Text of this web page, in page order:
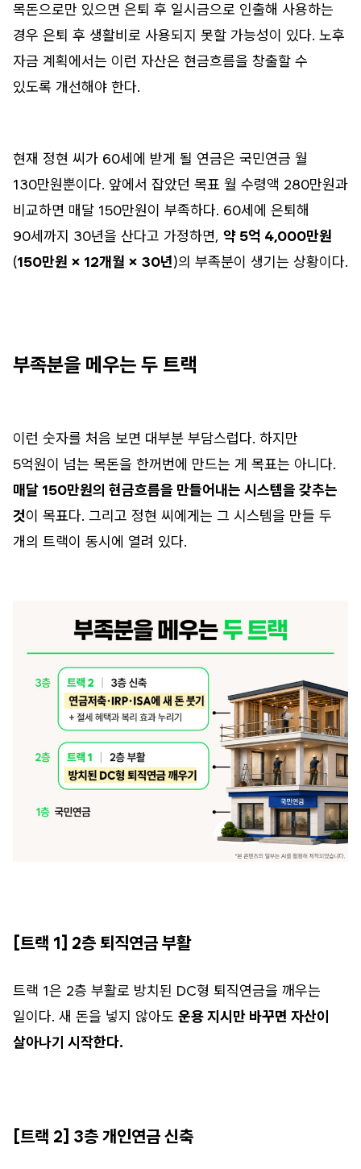
목돈으로만 있으면 은퇴 후 일시금으로 인출해 사용하는
경우 은퇴 후 생활비로 사용되지 못할 가능성이 있다. 노후
자금 계획에서는 이런 자산은 현금흐름을 창출할 수
있도록 개선해야 한다.
현재 정현 씨가 60세에 받게 될 연금은 국민연금 월
130만원뿐이다. 앞에서 잡았던 목표 월 수령액 280만원과
비교하면 매달 150만원이 부족하다. 60세에 은퇴해
90세까지 30년을 산다고 가정하면, 약 5억 4,000만원
(150만원 × 12개월 × 30년)의 부족분이 생기는 상황이다.
부족분을 메우는 두 트랙
이런 숫자를 처음 보면 대부분 부담스럽다. 하지만
5억원이 넘는 목돈을 한꺼번에 만드는 게 목표는 아니다.
매달 150만원의 현금흐름을 만들어내는 시스템을 갖추는
것이 목표다. 그리고 정현 씨에게는 그 시스템을 만들 두
개의 트랙이 동시에 열려 있다.
[트랙 1] 2층 퇴직연금 부활
트랙 1은 2층 부활로 방치된 DC형 퇴직연금을 깨우는
일이다. 새 돈을 넣지 않아도 운용 지시만 바꾸면 자산이
살아나기 시작한다.
[트랙 2] 3층 개인연금 신축